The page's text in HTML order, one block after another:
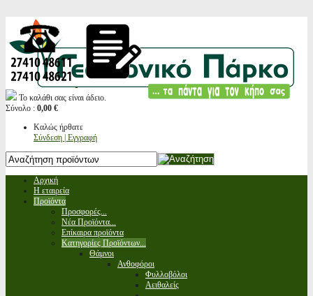
Το καλάθι σας είναι άδειο.
Σύνολο : 0,00 €
Καλώς ήρθατε
Σύνδεση | Εγγραφή
Αρχική
Η εταιρεία
Προϊόντα
Προσφορές...
Νέα Προϊόντα...
Επίκαιρα προϊόντα
Κατηγορίες Προϊόντων...
Θάμνοι
Ανθοφόροι
Φυλλοβόλοι
Αειθαλείς